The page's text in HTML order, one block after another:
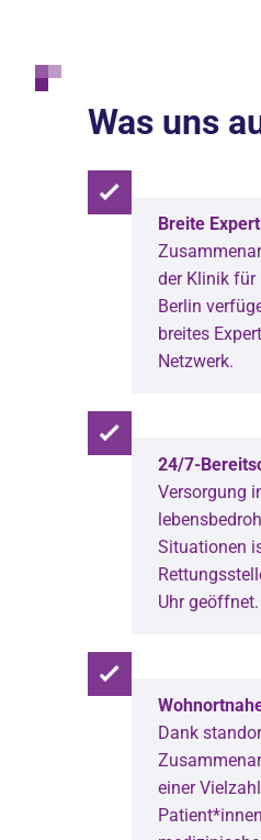
Was uns
Breite
der Klinik für
Berlin
breites
Netzwerk.
24/7-
Versorgung
Situationen
Uhr geöffnet.
Dank
einer